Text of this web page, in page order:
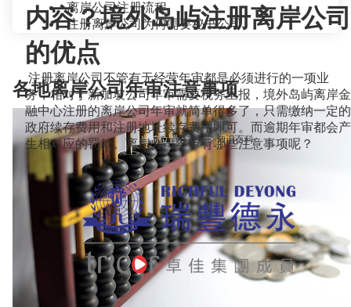
当前位置：首页>知识百科>
内容？境外岛屿注册离岸公司
的优点
注册离岸公司不管有无经营年审都是必须进行的一项业
务，相对于新加坡公司年审需要税务呈报，境外岛屿离岸金
融中心注册的离岸公司年审就简单得多了，只需缴纳一定的
政府续存费用和注册地址续存费用即可。而逾期年审都会产
生相对应的罚款。离岸公司年审有哪些注意事项呢？
离岸公司注册流程
注册离岸公司为何需要秘书公司
各地离岸公司年审注意事项